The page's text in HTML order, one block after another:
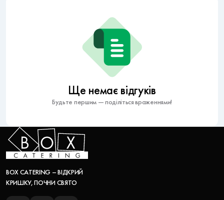
Ще немає відгуків
Будьте першим — поділіться враженнями!
BOX CATERING – ВІДКРИЙ
КРИШКУ, ПОЧНИ СВЯТО